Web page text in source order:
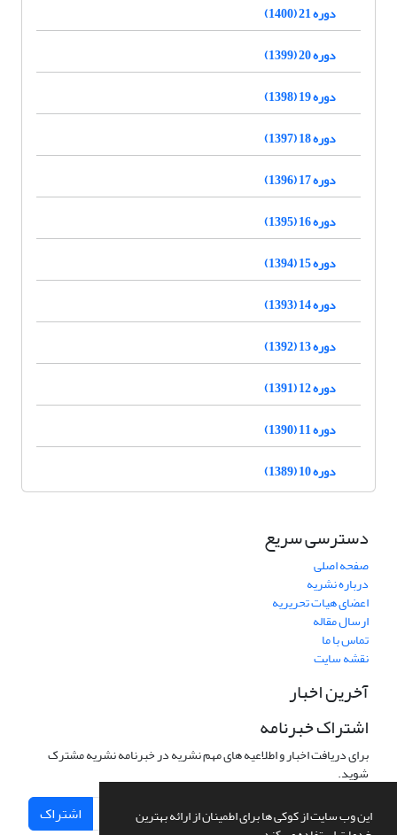
این وب سایت از کوکی ها برای اطمینان از ارائه بهترین
دوره 21 (1400)
دوره 20 (1399)
دوره 19 (1398)
دوره 18 (1397)
دوره 17 (1396)
دوره 16 (1395)
دوره 15 (1394)
دوره 14 (1393)
دوره 13 (1392)
دوره 12 (1391)
دوره 11 (1390)
دوره 10 (1389)
دسترسی سریع
صفحه اصلی
درباره نشریه
اعضای هیات تحریریه
ارسال مقاله
تماس با ما
نقشه سایت
آخرین اخبار
اشتراک خبرنامه
برای دریافت اخبار و اطلاعیه های مهم نشریه در خبرنامه نشریه مشترک
شوید.
اشتراک